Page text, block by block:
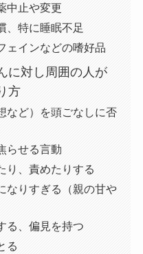
中止や変更
、特に睡眠不足
ェインなどの嗜好品
に対し周囲の人が
方
など）を頭ごなしに否
らせる言動
り、責めたりする
なりすぎる（親の甘や
る、偏見を持つ
る